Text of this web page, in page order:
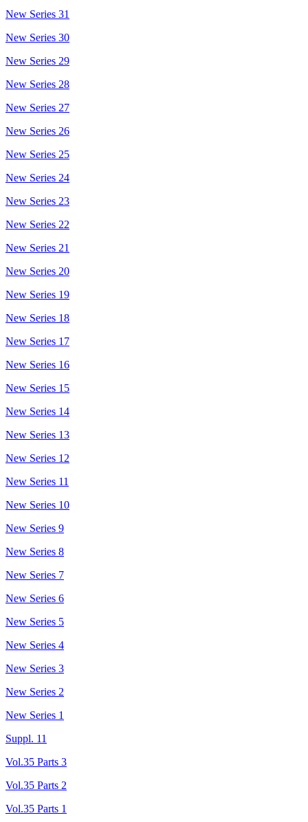
New Series 31
New Series 30
New Series 29
New Series 28
New Series 27
New Series 26
New Series 25
New Series 24
New Series 23
New Series 22
New Series 21
New Series 20
New Series 19
New Series 18
New Series 17
New Series 16
New Series 15
New Series 14
New Series 13
New Series 12
New Series 11
New Series 10
New Series 9
New Series 8
New Series 7
New Series 6
New Series 5
New Series 4
New Series 3
New Series 2
New Series 1
Suppl. 11
Vol.35 Parts 3
Vol.35 Parts 2
Vol.35 Parts 1